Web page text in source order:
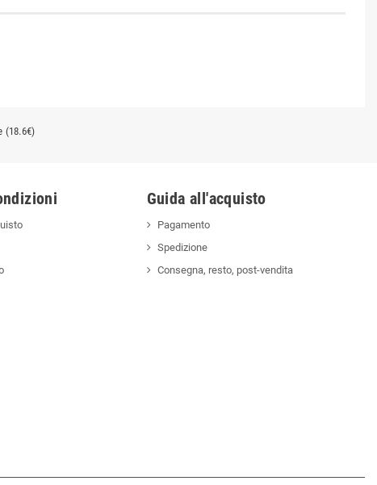
(18.6€)
Guida all'acquisto
Pagamento
Spedizione
Consegna, resto, post-vendita